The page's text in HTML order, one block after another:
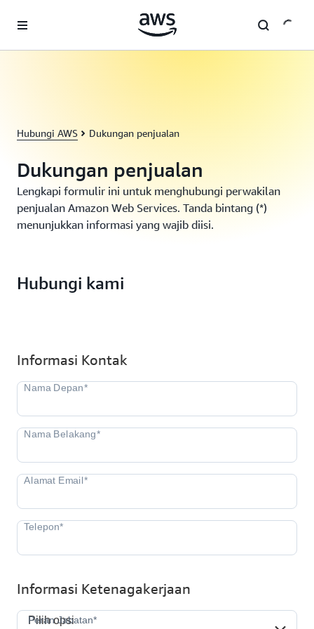
Hubungi AWS Dukungan penjualan
Dukungan penjualan
Lengkapi formulir ini untuk menghubungi perwakilan
penjualan Amazon Web Services. Tanda bintang (*)
menunjukkan informasi yang wajib diisi.
Hubungi kami
Informasi Kontak
Informasi Ketenagakerjaan
Peran Jabatan*
Pilih opsi